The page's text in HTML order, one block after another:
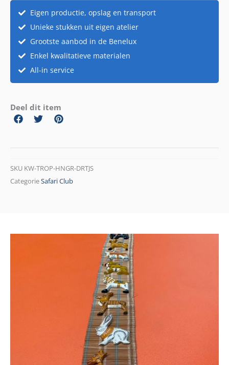
aantalEigen productie, opslag en transport
Unieke stukken uit eigen atelier
Grootste aanbod in de Benelux
Enkel kwalitatieve materialen
All-in service
Deel dit item
SKU KW-TROP-HNGR-DRTJS
CategorieSafari Club